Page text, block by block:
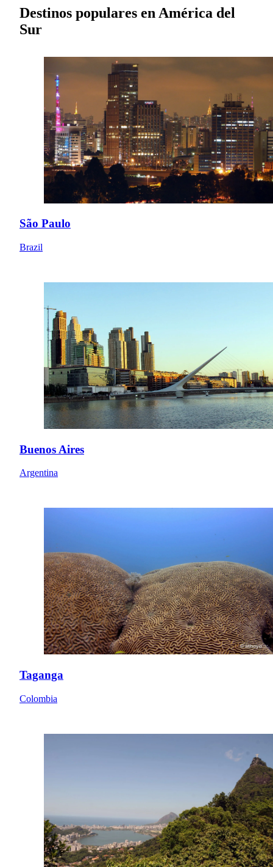
Destinos populares en América del
Sur
São Paulo
Brazil
Buenos Aires
Argentina
Taganga
Colombia